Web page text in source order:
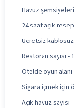
Havuz şemsiyeleri
24 saat açık
Ücretsiz
Restoran sayısı - 1
Otelde oyun alanı
Sigara içmek için
Açık havuz sayısı